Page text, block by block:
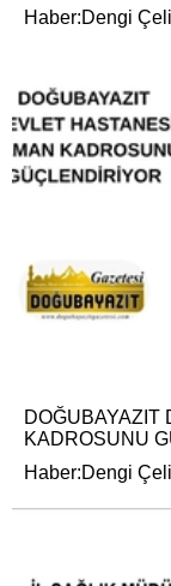
Haber:Dengi
DOĞUBAYAZIT
KADROSUNU
Haber:Dengi